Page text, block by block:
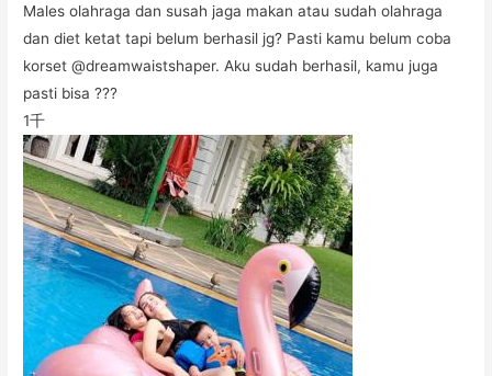
Males olahraga dan susah jaga makan atau sudah olahraga
dan diet ketat tapi belum berhasil jg? Pasti kamu belum coba
korset @dreamwaistshaper. Aku sudah berhasil, kamu juga
pasti bisa ???
1千